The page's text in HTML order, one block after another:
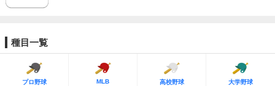
種目一覧
プロ野球 MLB 高校野球 大学野球